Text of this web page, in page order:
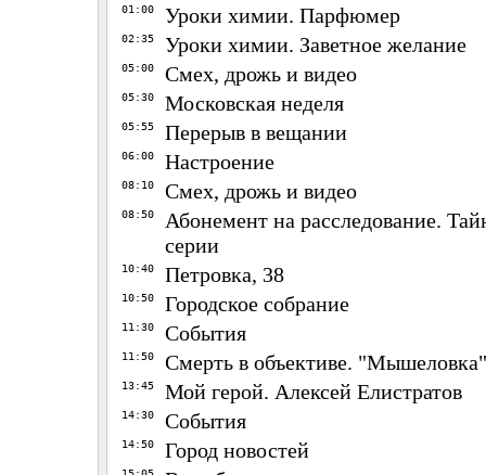
01:00 Уроки химии. Парфюмер
02:35 Уроки химии. Заветное желание
05:00 Смех, дрожь и видео
05:30 Московская неделя
05:55 Перерыв в вещании
06:00 Настроение
08:10 Смех, дрожь и видео
08:50
Абонемент на расследование.
серии
10:40 Петровка, 38
10:50 Городское собрание
11:30 События
11:50 Смерть в объективе.
13:45 Мой герой. Алексей Елистратов
14:30 События
14:50 Город новостей